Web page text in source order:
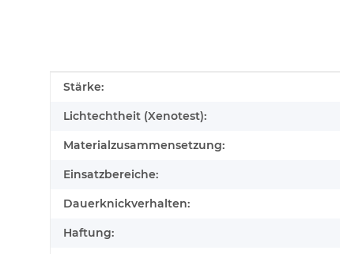
Produkteigenschaft
Wert
Stärke:
Lichtechtheit (Xenotest):
Materialzusammensetzung:
Einsatzbereiche:
Dauerknickverhalten:
Haftung: